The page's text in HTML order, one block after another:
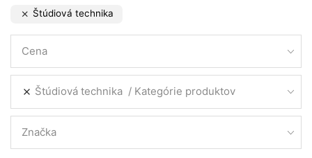
Štúdiová technika
Cena
Štúdiová technika Kategórie produktov
Značka